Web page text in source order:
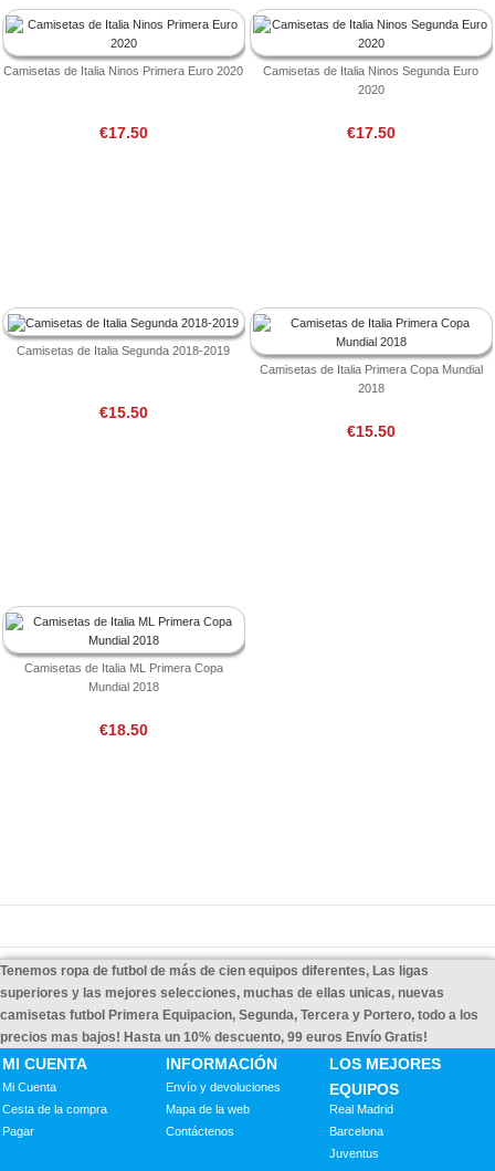
Camisetas de Italia Ninos Primera Euro 2020
€17.50
Camisetas de Italia Ninos Segunda Euro
2020
€17.50
Camisetas de Italia Segunda 2018-2019
€15.50
Camisetas de Italia Primera Copa Mundial
2018
€15.50
Camisetas de Italia ML Primera Copa
Mundial 2018
€18.50
Tenemos ropa de futbol de más de cien equipos diferentes, Las ligas
superiores y las mejores selecciones, muchas de ellas unicas, nuevas
camisetas futbol Primera Equipacion, Segunda, Tercera y Portero, todo a los
precios mas bajos! Hasta un 10% descuento, 99 euros Envío Gratis!
MI CUENTA
Mi Cuenta
Cesta de la compra
Pagar
INFORMACIÓN
Envío y devoluciones
Mapa de la web
Contáctenos
LOS MEJORES
EQUIPOS
Real Madrid
Barcelona
Juventus